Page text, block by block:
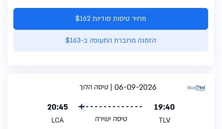
מחיר טיסות סודיות $162
הזמנה מחברת התעופה ב-$163
טיסה הלוך
06-09-2026
19:40
TLV טיסה ישירה
20:45
LCA